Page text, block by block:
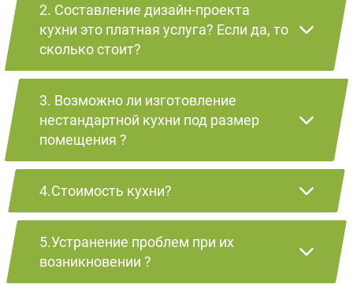
2. Составление дизайн-проекта
кухни это платная услуга? Если да, то
сколько стоит?
3. Возможно ли изготовление
нестандартной кухни под размер
помещения ?
4.Стоимость кухни?
5.Устранение проблем при их
возникновении ?